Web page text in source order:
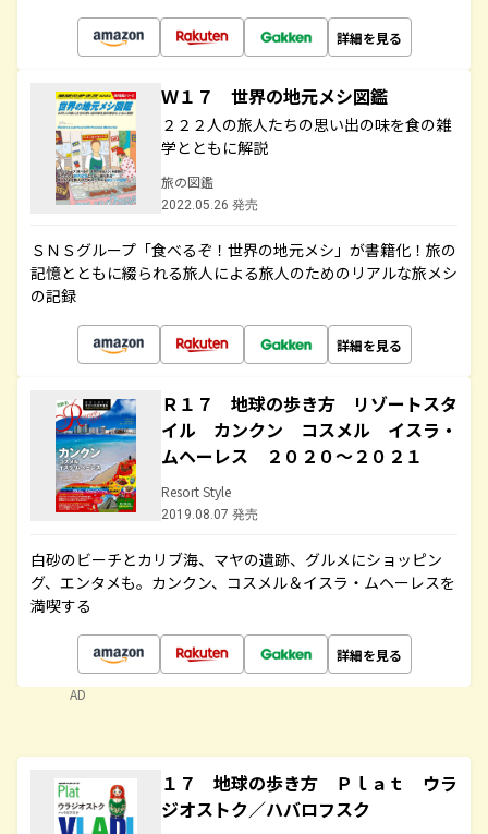
詳細を見る
Ｗ１７ 世界の地元メシ図鑑
２２２人の旅人たちの思い出の味を食の雑
学とともに解説
旅の図鑑
2022.05.26 発売
ＳＮＳグループ「食べるぞ！世界の地元メシ」が書籍化！旅の
記憶とともに綴られる旅人による旅人のためのリアルな旅メシ
の記録
詳細を見る
Ｒ１７ 地球の歩き方 リゾートスタ
イル カンクン コスメル イスラ・
ムヘーレス ２０２０～２０２１
Resort Style
2019.08.07 発売
白砂のビーチとカリブ海、マヤの遺跡、グルメにショッピン
グ、エンタメも。カンクン、コスメル＆イスラ・ムヘーレスを
満喫する
詳細を見る
AD
１７ 地球の歩き方 Ｐｌａｔ ウラ
ジオストク／ハバロフスク